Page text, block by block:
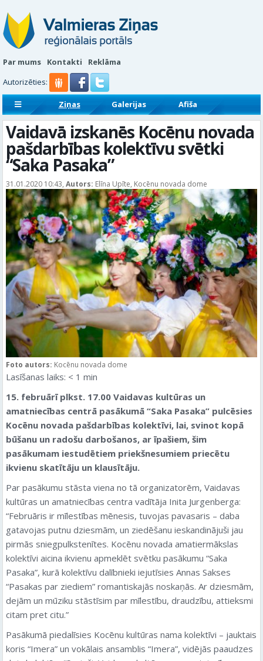
Par mums Kontakti
Reklāma
Autorizēties:
Ziņas Galerijas
Afiša
Sludinājumi
Reklāmraksti
Vaidavā izskanēs Kocēnu novada
pašdarbības kolektīvu svētki
“Saka Pasaka”
31.01.2020 10:43, Autors: Elīna Upīte, Kocēnu novada dome
Foto autors: Kocēnu novada dome
Lasīšanas laiks: < 1 min
15. februārī plkst. 17.00 Vaidavas kultūras un
amatniecības centrā pasākumā “Saka Pasaka” pulcēsies
Kocēnu novada pašdarbības kolektīvi, lai, svinot kopā
būšanu un radošu darbošanos, ar īpašiem, šim
pasākumam iestudētiem priekšnesumiem priecētu
ikvienu skatītāju un klausītāju.
Par pasākumu stāsta viena no tā organizatorēm, Vaidavas
kultūras un amatniecības centra vadītāja Inita Jurgenberga:
“Februāris ir mīlestības mēnesis, tuvojas pavasaris – daba
gatavojas putnu dziesmām, un ziedēšanu ieskandinājuši jau
pirmās sniegpulkstenītes. Kocēnu novada amatiermākslas
kolektīvi aicina ikvienu apmeklēt svētku pasākumu “Saka
Pasaka”, kurā kolektīvu dalībnieki iejutīsies Annas Sakses
“Pasakas par ziediem” romantiskajās noskaņās. Ar dziesmām,
dejām un mūziku stāstīsim par mīlestību, draudzību, attieksmi
citam pret citu.”
Pasākumā piedalīsies Kocēnu kultūras nama kolektīvi – jauktais
koris “Imera” un vokālais ansamblis “Imera”, vidējās paaudzes